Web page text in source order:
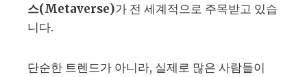
스(Metaverse)가 전 세계적으로 주목받고 있습
니다.
단순한 트렌드가 아니라, 실제로 많은 사람들이